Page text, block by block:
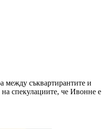
между съквартирантите и
на спекулациите, че Ивонне е